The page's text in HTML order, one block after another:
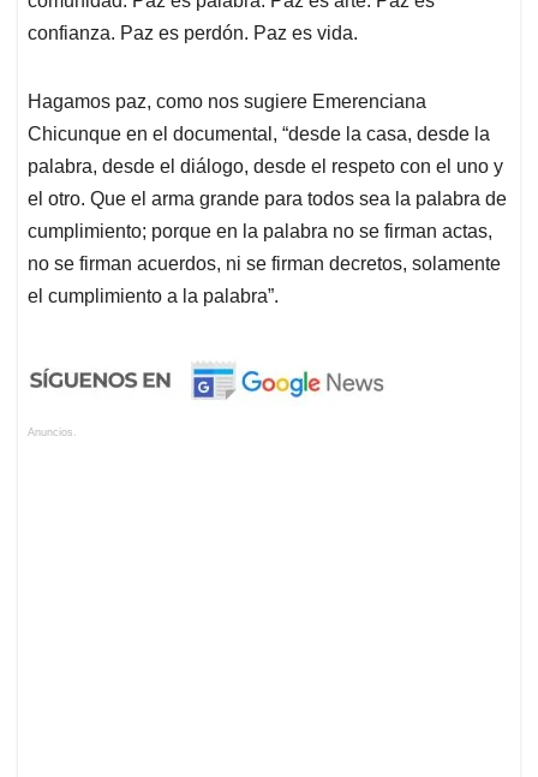
confianza. Paz es perdón. Paz es vida.
Hagamos paz, como nos sugiere Emerenciana
Chicunque en el documental, “desde la casa, desde la
palabra, desde el diálogo, desde el respeto con el uno y
el otro. Que el arma grande para todos sea la palabra de
cumplimiento; porque en la palabra no se firman actas,
no se firman acuerdos, ni se firman decretos, solamente
el cumplimiento a la palabra”.
Anuncios.